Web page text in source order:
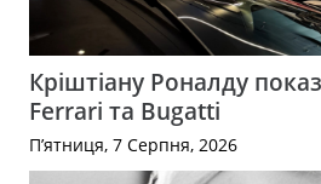
Кріштіану Роналду
Ferrari та Bugatti
П’ятниця, 7 Серпня, 2026